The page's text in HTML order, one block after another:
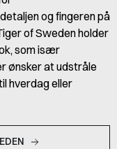
og fingeren på
of Sweden holder
som især
ønsker at udstråle
hverdag eller